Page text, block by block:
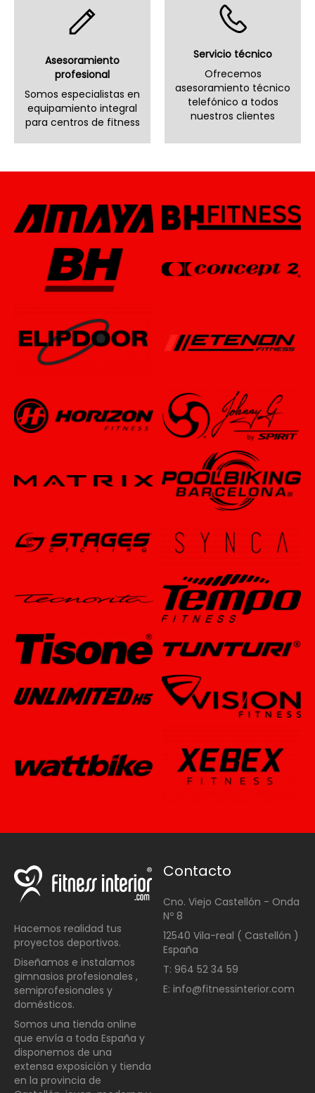
Asesoramiento
profesional
Somos especialistas en
equipamiento integral
para centros de fitness
Servicio técnico
Ofrecemos
asesoramiento técnico
telefónico a todos
nuestros clientes
Hacemos realidad tus
proyectos deportivos.
Diseñamos e instalamos
gimnasios profesionales ,
semiprofesionales y
domésticos.
Somos una tienda online
que envía a toda España y
disponemos de una
extensa exposición y tienda
en la provincia de
Contacto
Cno. Viejo Castellón - Onda
Nº 8
12540 Vila-real ( Castellón )
España
T: 964 52 34 59
E: info@fitnessinterior.com